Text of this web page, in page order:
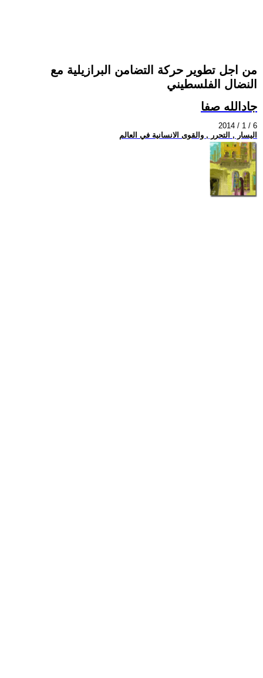
من اجل تطوير حركة التضامن البرازيلية مع
النضال الفلسطيني
جادالله صفا
2014 / 1 / 6
اليسار , التحرر , والقوى الانسانية في العالم